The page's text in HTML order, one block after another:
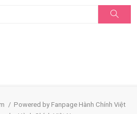
kiếm
/ Powered by Fanpage Hành Chính Việt